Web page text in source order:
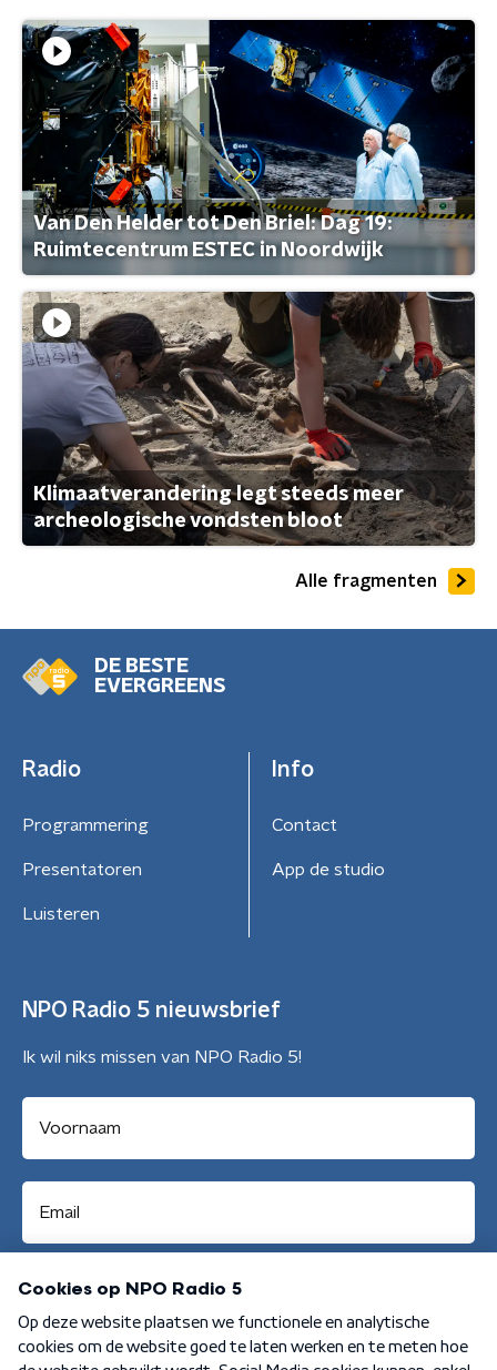
Van Den Helder tot Den Briel: Dag 19:
Ruimtecentrum ESTEC in Noordwijk
Klimaatverandering legt steeds meer
archeologische vondsten bloot
Alle fragmenten
DE BESTE
EVERGREENS
Radio
Programmering
Presentatoren
Luisteren
Info
Contact
App de studio
NPO Radio 5 nieuwsbrief
Ik wil niks missen van NPO Radio 5!
Aanmelden